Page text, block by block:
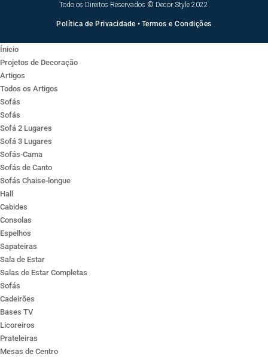
Todo os Direitos Reservados © Decor Style 2022
Política de Privacidade • Termos e Condições
Ínicio
Projetos de Decoração
Artigos
Todos os Artigos
Sofás
Sofás
Sofá 2 Lugares
Sofá 3 Lugares
Sofás-Cama
Sofás de Canto
Sofás Chaise-longue
Hall
Cabides
Consolas
Espelhos
Sapateiras
Sala de Estar
Salas de Estar Completas
Sofás
Cadeirões
Bases TV
Licoreiros
Prateleiras
Mesas de Centro